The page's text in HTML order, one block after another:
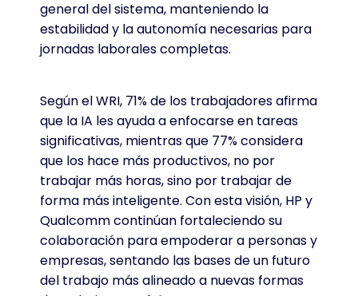
general del sistema, manteniendo la
estabilidad y la autonomía necesarias para
jornadas laborales completas.
Según el WRI, 71% de los trabajadores afirma
que la IA les ayuda a enfocarse en tareas
significativas, mientras que 77% considera
que los hace más productivos, no por
trabajar más horas, sino por trabajar de
forma más inteligente. Con esta visión, HP y
Qualcomm continúan fortaleciendo su
colaboración para empoderar a personas y
empresas, sentando las bases de un futuro
del trabajo más alineado a nuevas formas